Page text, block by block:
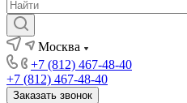
Москва
+7 (812) 467-48-40
+7 (812) 467-48-40
Заказать звонок